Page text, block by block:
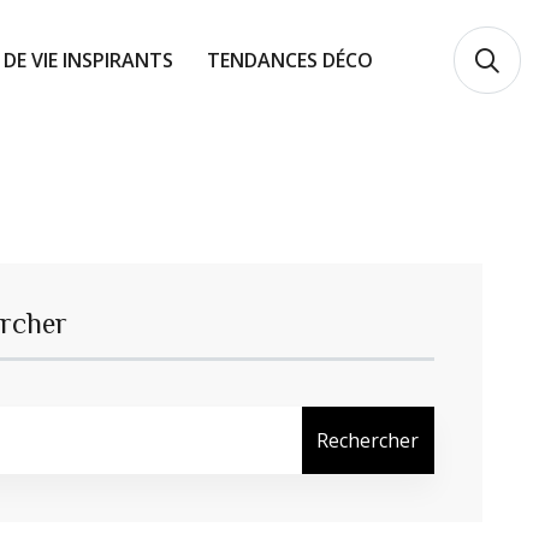
VIE INSPIRANTS TENDANCES DÉCO
Rechercher